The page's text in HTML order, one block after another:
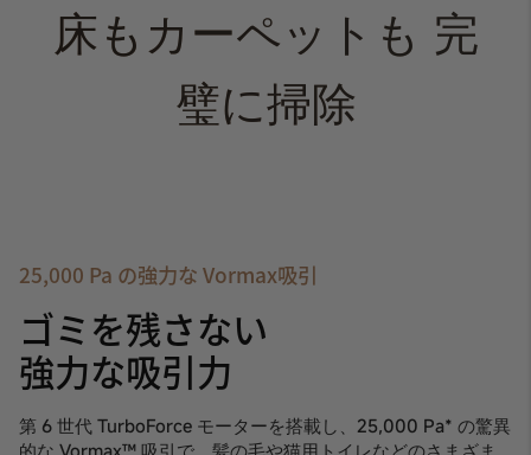
床もカーペットも 完
璧に掃除
25,000 Pa の強力な Vormax吸引
ゴミを残さない
強力な吸引力
第 6 世代 TurboForce モーターを搭載し、25,000 Pa* の驚異